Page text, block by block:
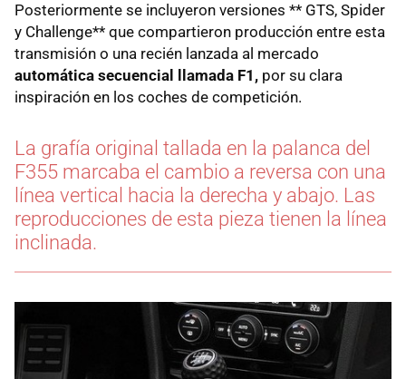
Posteriormente se incluyeron versiones ** GTS, Spider
y Challenge** que compartieron producción entre esta
transmisión o una recién lanzada al mercado
automática secuencial llamada F1, por su clara
inspiración en los coches de competición.
La grafía original tallada en la palanca del
F355 marcaba el cambio a reversa con una
línea vertical hacia la derecha y abajo. Las
reproducciones de esta pieza tienen la línea
inclinada.